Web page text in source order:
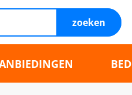
zoeken